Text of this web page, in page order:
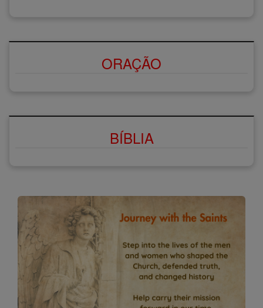
ORAÇÃO
BÍBLIA